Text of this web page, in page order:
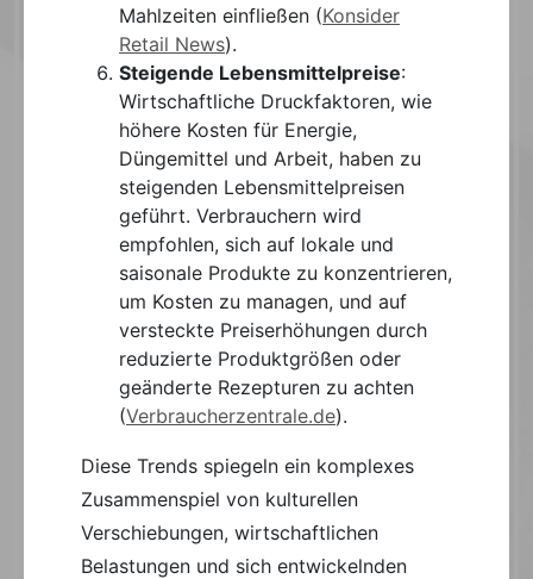
Mahlzeiten einfließen​ (Konsider
Retail News)​.
Steigende Lebensmittelpreise:
Wirtschaftliche Druckfaktoren, wie
höhere Kosten für Energie,
Düngemittel und Arbeit, haben zu
steigenden Lebensmittelpreisen
geführt. Verbrauchern wird
empfohlen, sich auf lokale und
saisonale Produkte zu konzentrieren,
um Kosten zu managen, und auf
versteckte Preiserhöhungen durch
reduzierte Produktgrößen oder
geänderte Rezepturen zu achten​
(Verbraucherzentrale.de)​.
Diese Trends spiegeln ein komplexes
Zusammenspiel von kulturellen
Verschiebungen, wirtschaftlichen
Belastungen und sich entwickelnden